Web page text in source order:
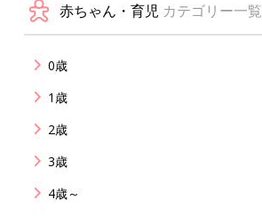
赤ちゃん・育児 カテゴリー一覧
0歳
1歳
2歳
3歳
4歳～